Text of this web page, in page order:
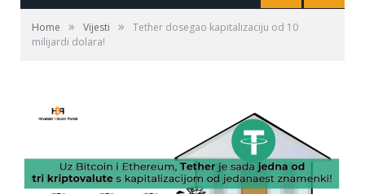
Home » Vijesti »
Tether dosegao kapitalizaciju od 10
milijardi dolara!